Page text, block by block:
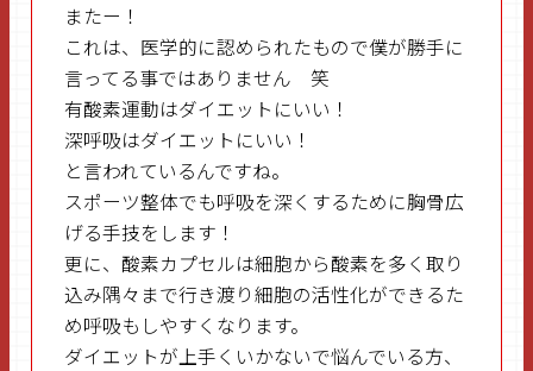
またー！
これは、医学的に認められたもので僕が勝手に
言ってる事ではありません 笑
有酸素運動はダイエットにいい！
深呼吸はダイエットにいい！
と言われているんですね。
スポーツ整体でも呼吸を深くするために胸骨広
げる手技をします！
更に、酸素カプセルは細胞から酸素を多く取り
込み隅々まで行き渡り細胞の活性化ができるた
め呼吸もしやすくなります。
ダイエットが上手くいかないで悩んでいる方、